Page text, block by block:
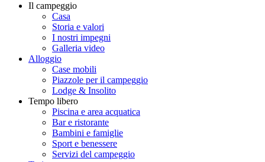
Il campeggio
Casa
Storia e valori
I nostri impegni
Galleria video
Alloggio
Case mobili
Piazzole per il campeggio
Lodge & Insolito
Tempo libero
Piscina e area acquatica
Bar e ristorante
Bambini e famiglie
Sport e benessere
Servizi del campeggio